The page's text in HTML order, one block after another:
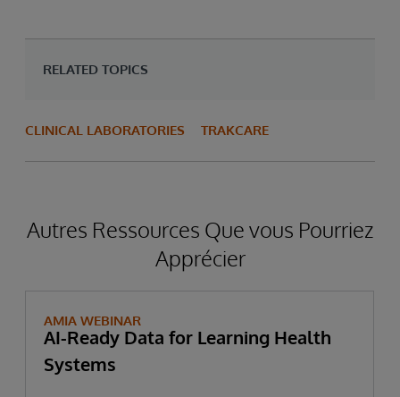
RELATED TOPICS
CLINICAL LABORATORIES TRAKCARE
Autres Ressources Que vous Pourriez
Apprécier
AMIA WEBINAR
AI-Ready Data for Learning Health
Systems